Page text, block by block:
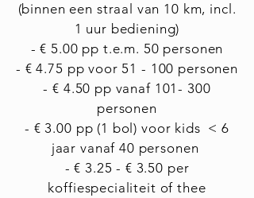
(binnen een straal van 10 km, incl.
1 uur bediening)
- € 5.00 pp t.e.m. 50 personen
- € 4.75 pp voor 51 - 100 personen
- € 4.50 pp vanaf 101- 300
personen
- € 3.00 pp (1 bol) voor kids < 6
jaar vanaf 40 personen
- € 3.25 - € 3.50 per
koffiespecialiteit of thee